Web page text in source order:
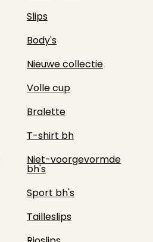
Slips
Body's
Nieuwe collectie
Volle cup
Bralette
T-shirt bh
Niet-voorgevormde
bh's
Sport bh's
Tailleslips